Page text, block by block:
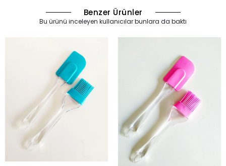
Benzer Ürünler
Bu ürünü inceleyen kullanıcılar bunlara da baktı